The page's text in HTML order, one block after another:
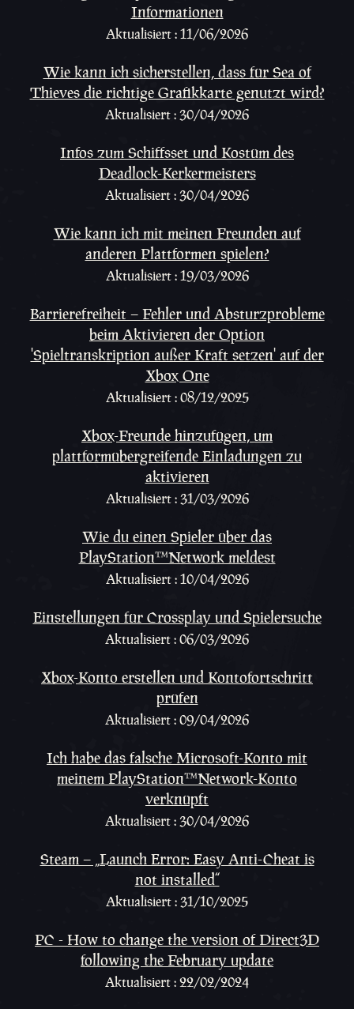
Informationen
Aktualisiert : 11/06/2026
Wie kann ich sicherstellen, dass für Sea of
Thieves die richtige Grafikkarte genutzt wird?
Aktualisiert : 30/04/2026
Infos zum Schiffsset und Kostüm des
Deadlock-Kerkermeisters
Aktualisiert : 30/04/2026
Wie kann ich mit meinen Freunden auf
anderen Plattformen spielen?
Aktualisiert : 19/03/2026
Barrierefreiheit – Fehler und Absturzprobleme
beim Aktivieren der Option
'Spieltranskription außer Kraft setzen' auf der
Xbox One
Aktualisiert : 08/12/2025
Xbox-Freunde hinzufügen, um
plattformübergreifende Einladungen zu
aktivieren
Aktualisiert : 31/03/2026
Wie du einen Spieler über das
PlayStation™Network meldest
Aktualisiert : 10/04/2026
Einstellungen für Crossplay und Spielersuche
Aktualisiert : 06/03/2026
Xbox-Konto erstellen und Kontofortschritt
prüfen
Aktualisiert : 09/04/2026
Ich habe das falsche Microsoft-Konto mit
meinem PlayStation™Network-Konto
verknüpft
Aktualisiert : 30/04/2026
Steam – „Launch Error: Easy Anti-Cheat is
not installed“
Aktualisiert : 31/10/2025
PC - How to change the version of Direct3D
following the February update
Aktualisiert : 22/02/2024